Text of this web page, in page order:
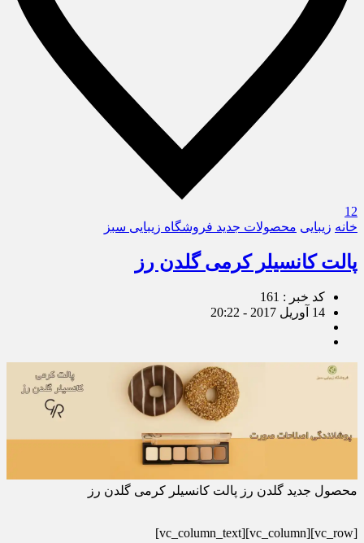
12
خانه زیبایی محصولات جدید فروشگاه زیبایی سبز
پالت کانسیلر کرمی گلدن رز
کد خبر : 161
14 آوریل 2017 - 20:22
محصول جدید گلدن رز پالت کانسیلر کرمی گلدن رز
[vc_row][vc_column][vc_column_text]